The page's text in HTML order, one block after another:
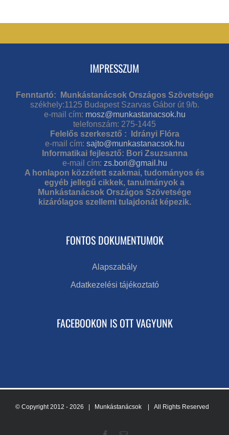
IMPRESSZUM
Fenntartó: Munkástanácsok Országos Szövetsége
székhely:1125 Budapest Szarvas Gábor út 9/b.
e-mail cím: mosz@munkastanacsok.hu
telefonszám: 275-1445
Felelős szerkesztő : Idrányi Flóra
e-mail cím: sajto@munkastanacsok.hu
Informatikai fejlesztő: Bori Zsuzsanna
e-mail cím: zs.bori@gmail.hu
A honlapon közzétett szakmai, tudományos és
egyéb jellegű cikkek, tanulmányok a
Munkástanácsok Országos Szövetsége
kizárólagos szellemi tulajdonát képezik.
FONTOS DOKUMENTUMOK
Alapszabály
Adatkezelési tájékoztató
FACEBOOKON IS OTT VAGYUNK
© Copyright 2012 - 2026 | Munkástanácsok | All Rights Reserved